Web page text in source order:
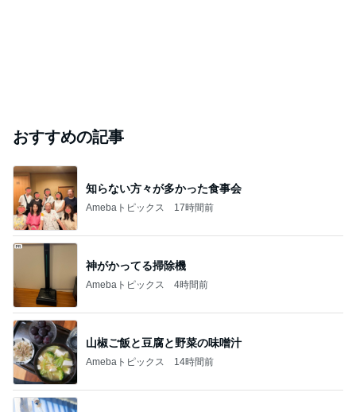
おすすめの記事
知らない方々が多かった食事会
Amebaトピックス 17時間前
神がかってる掃除機
Amebaトピックス 4時間前
山椒ご飯と豆腐と野菜の味噌汁
Amebaトピックス 14時間前